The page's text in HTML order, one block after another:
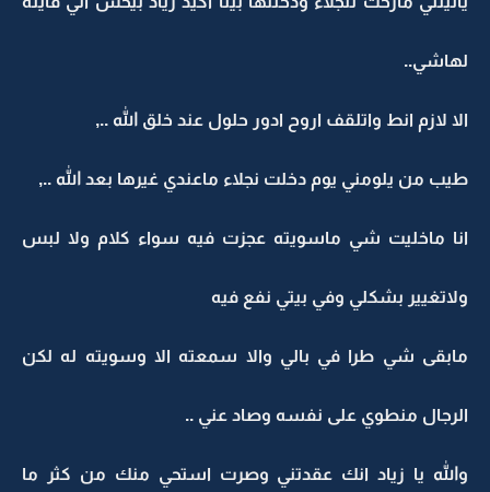
لهاشي..
الا لازم انط واتلقف اروح ادور حلول عند خلق الله ..,
طيب من يلومني يوم دخلت نجلاء ماعندي غيرها بعد الله ..,
انا ماخليت شي ماسويته عجزت فيه سواء كلام ولا لبس
ولاتغيير بشكلي وفي بيتي نفع فيه
مابقى شي طرا في بالي والا سمعته الا وسويته له لكن
الرجال منطوي على نفسه وصاد عني ..
والله يا زياد انك عقدتني وصرت استحي منك من كثر ما